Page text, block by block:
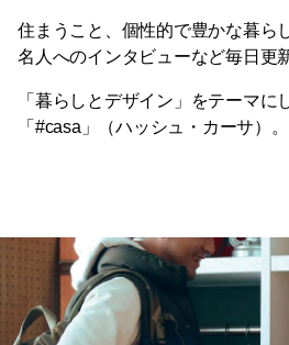
住まうこと、個性的で豊かな暮ら
名人へのインタビューなど毎日更
「暮らしとデザイン」をテーマに
「#casa」（ハッシュ・カーサ）。